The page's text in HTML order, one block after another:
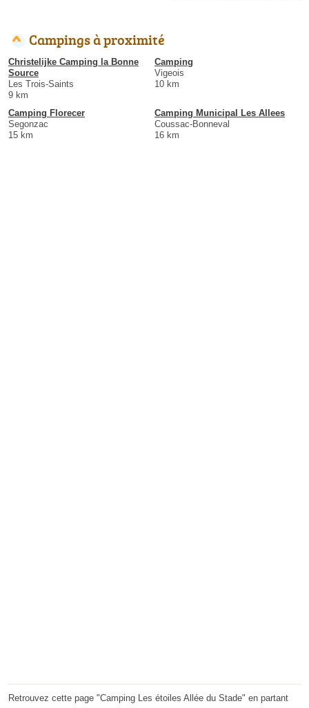
Campings à proximité
Christelijke Camping la Bonne
Source
Les Trois-Saints
9 km
Camping
Vigeois
10 km
Camping Florecer
Segonzac
15 km
Camping Municipal Les Allees
Coussac-Bonneval
16 km
Retrouvez cette page "Camping Les étoiles Allée du Stade" en partant